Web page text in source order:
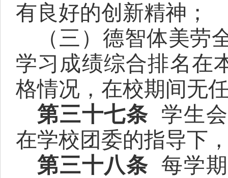
有良好的创新精神；
（三）德智体美劳
学习成绩综合排名在
格情况，在校期间无
第三十七条 学生
在学校团委的指导下
第三十八条 每学